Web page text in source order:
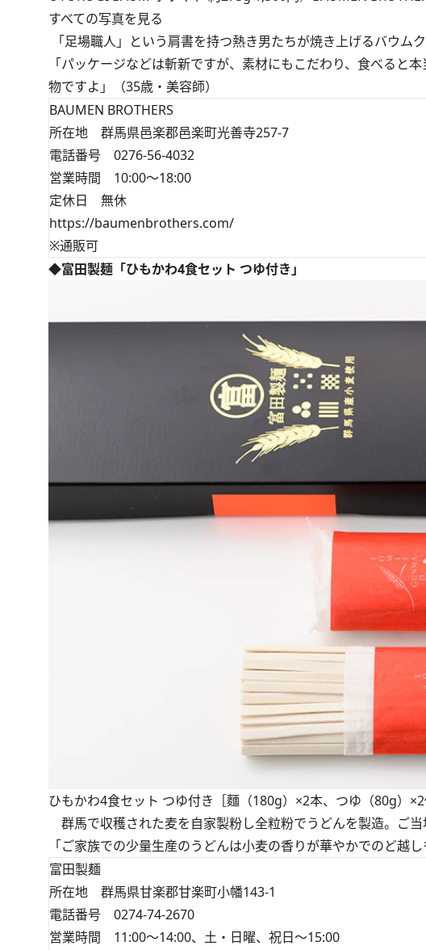
すべての写真を見る
「足場職人」という肩書を持つ熱き男たちが焼き上げるバウム
「パッケージなどは斬新ですが、素材にもこだわり、食べると
物ですよ」（35歳・美容師）
BAUMEN BROTHERS
所在地 群馬県邑楽郡邑楽町光善寺257-7
電話番号 0276-56-4032
営業時間 10:00～18:00
定休日 無休
https://baumenbrothers.com/
※通販可
◆富田製麺「ひもかわ4食セット つゆ付き」
ひもかわ4食セット つゆ付き［麵（180g）×2本、つゆ（80g）
群馬で収穫された麦を自家製粉し全粒粉でうどんを製造。ご当
「ご家族での少量生産のうどんは小麦の香りが華やかでのど越
富田製麺
所在地 群馬県甘楽郡甘楽町小幡143-1
電話番号 0274-74-2670
営業時間 11:00～14:00、土・日曜、祝日～15:00